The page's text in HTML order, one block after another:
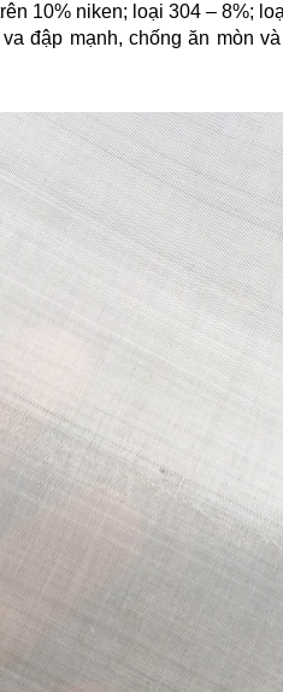
10% niken; loại 304 – 8%;
đập mạnh, chống ăn mòn